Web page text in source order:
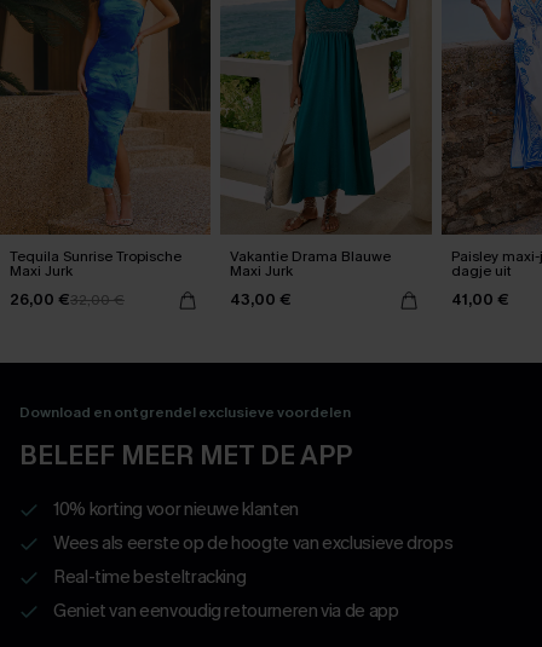
Tequila Sunrise Tropische
Maxi Jurk
26,00 €32,00 €
Vakantie Drama Blauwe
Maxi Jurk
43,00 €
Paisley
dagje uit
41,00 €
Download en ontgrendel exclusieve voordelen
BELEEF MEER MET DE APP
10% korting voor nieuwe klanten
Wees als eerste op de hoogte van exclusieve drops
Real-time besteltracking
Geniet van eenvoudig retourneren via de app